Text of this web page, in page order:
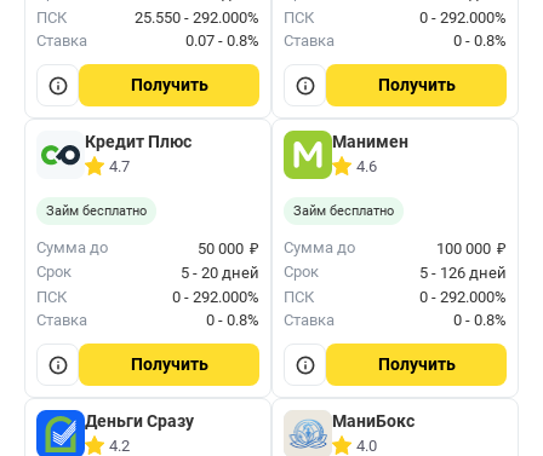
ПСК
25.550 - 292.000%
Ставка
0.07 - 0.8%
Получить
ПСК
0 - 292.000%
Ставка
0 - 0.8%
Получить
Кредит Плюс
4.7
Займ бесплатно
Сумма до 50 000 ₽
Срок
5 - 20 дней
ПСК
0 - 292.000%
Ставка
0 - 0.8%
Получить
Манимен
4.6
Займ бесплатно
Сумма до 100 000 ₽
Срок
5 - 126 дней
ПСК
0 - 292.000%
Ставка
0 - 0.8%
Получить
Деньги Сразу
4.2
МаниБокс
4.0